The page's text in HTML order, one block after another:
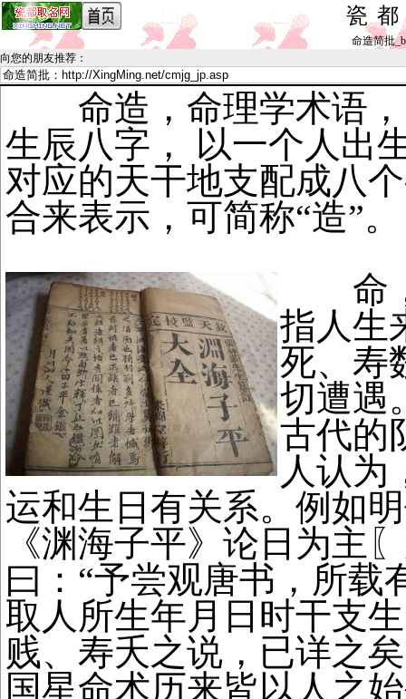
瓷
命造简批
向您的朋友推荐 ：
命造，命理学术语，
生辰八字， 以一个人出
对应的天干地支配成八
合来表示，可简称“造”。
命，
指人生
死、寿
切遭遇
古代的
人认为
运和生日有关系。例如
《渊海子平》论日为主
曰：“予尝观唐书，所载
取人所生年月日时干支
贱、寿夭之说，已详之
国星命术历来皆以人之